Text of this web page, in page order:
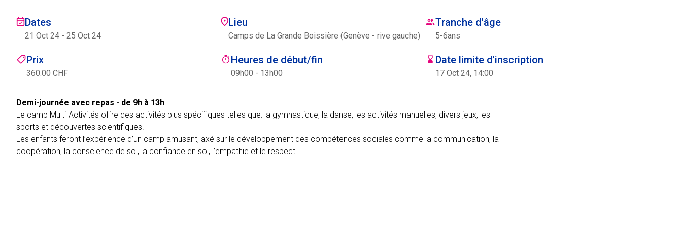
Dates
21 Oct 24 - 25 Oct 24
Lieu
Camps de La Grande Boissière (Genève - rive gauche)
Tranche d'âge
5-6ans
Prix
360.00 CHF
Heures de début/fin
09h00 - 13h00
Date limite d'inscription
17 Oct 24, 14:00
Demi-journée avec repas - de 9h à 13h
Le camp Multi-Activités offre des activités plus spécifiques telles que: la gymnastique, la danse, les activités manuelles, divers jeux, les
sports et découvertes scientifiques.
Les enfants feront l’expérience d’un camp amusant, axé sur le développement des compétences sociales comme la communication, la
coopération, la conscience de soi, la confiance en soi, l’empathie et le respect.